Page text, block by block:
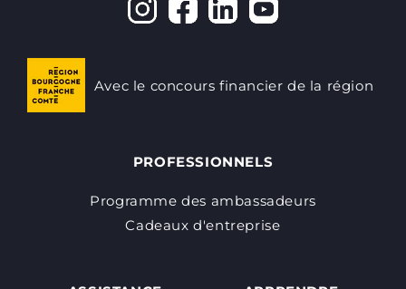
Avec le concours financier de la région
PROFESSIONNELS
Programme des ambassadeurs
Cadeaux d'entreprise